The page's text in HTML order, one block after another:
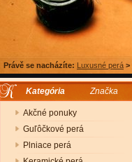
Právě se nacházíte: Luxusné perá >
Kategória Značka
Akčné ponuky
Guľôčkové perá
Plniace perá